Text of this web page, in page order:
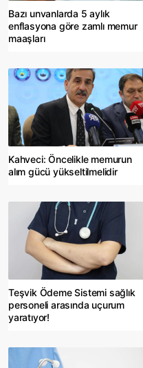
Bazı unvanlarda 5 aylık
enflasyona göre zamlı memur
maaşları
Kahveci: Öncelikle memurun
alım gücü yükseltilmelidir
Teşvik Ödeme Sistemi sağlık
personeli arasında uçurum
yaratıyor!